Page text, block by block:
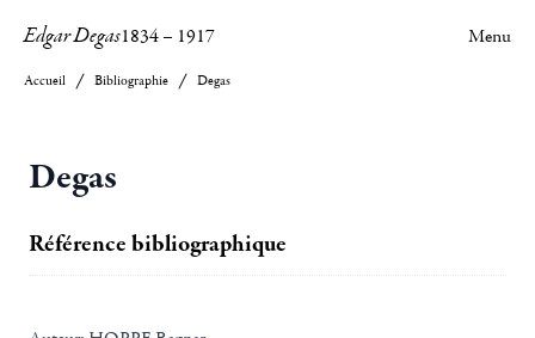
Edgar Degas1834– 1917 Menu
Accueil Bibliographie Degas
Degas
Référence bibliographique